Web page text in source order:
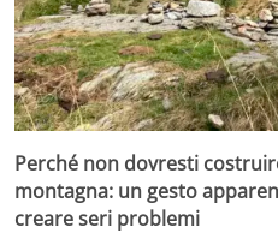
Perché non dovresti
montagna: un gesto
creare seri problemi